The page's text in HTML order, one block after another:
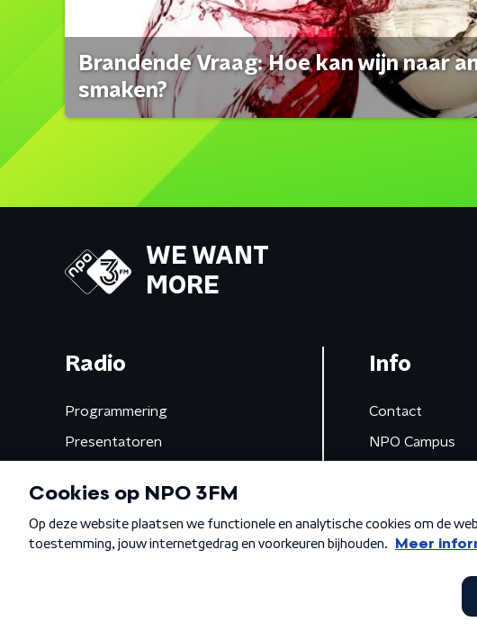
Brandende Vraag: Hoe kan wijn naar
smaken?
WE WANT
MORE
Radio
Programmering
Presentatoren
Gemist
Info
Contact
NPO Campus
Algemene voorwaarden Privacybeleid